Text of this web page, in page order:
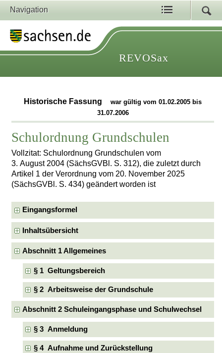
Navigation
REVOSax
Historische Fassung
war gültig vom 01.02.2005 bis
31.07.2006
Schulordnung Grundschulen
Vollzitat: Schulordnung Grundschulen vom
3. August 2004 (SächsGVBl. S. 312), die zuletzt durch
Artikel 1 der Verordnung vom 20. November 2025
(SächsGVBl. S. 434) geändert worden ist
Eingangsformel
Inhaltsübersicht
Abschnitt 1 Allgemeines
§ 1 Geltungsbereich
§ 2 Arbeitsweise der Grundschule
Abschnitt 2 Schuleingangsphase und Schulwechsel
§ 3 Anmeldung
§ 4 Aufnahme und Zurückstellung